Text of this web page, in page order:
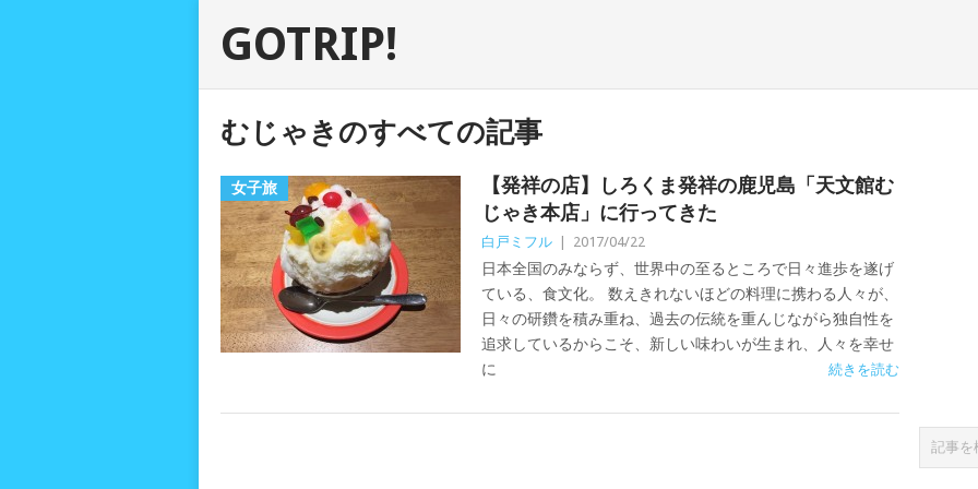
GOTRIP!
むじゃきのすべての記事
女子旅
【発祥の店】しろくま発祥の鹿児島「天文館む
じゃき本店」に行ってきた
白戸ミフル 2017/04/22
日本全国のみならず、世界中の至るところで日々進歩を遂げ
ている、食文化。 数えきれないほどの料理に携わる人々が、
日々の研鑽を積み重ね、過去の伝統を重んじながら独自性を
追求しているからこそ、新しい味わいが生まれ、人々を幸せ
に
続きを読む